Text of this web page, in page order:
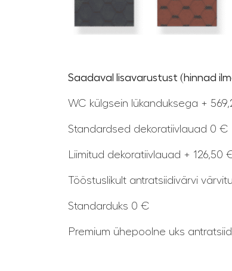
Saadaval lisavarustust (hinnad
WC külgsein lükanduksega +
Standardsed dekoratiivlauad 0 €
Liimitud dekoratiivlauad + 126,50
Tööstuslikult antratsiidivärvi
Standarduks 0 €
Premium ühepoolne uks